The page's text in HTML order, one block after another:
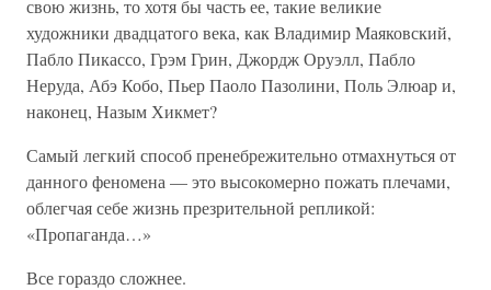
свою жизнь, то хотя бы часть ее, такие великие
художники двадцатого века, как Владимир Маяковский,
Пабло Пикассо, Грэм Грин, Джордж Оруэлл, Пабло
Неруда, Абэ Кобо, Пьер Паоло Пазолини, Поль Элюар и,
наконец, Назым Хикмет?
Самый легкий способ пренебрежительно отмахнуться от
данного феномена — это высокомерно пожать плечами,
облегчая себе жизнь презрительной репликой:
«Пропаганда…»
Все гораздо сложнее.